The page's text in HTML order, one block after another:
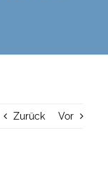
Zurück Vor